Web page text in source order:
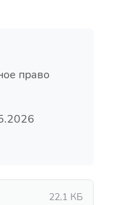
право
22,1 КБ